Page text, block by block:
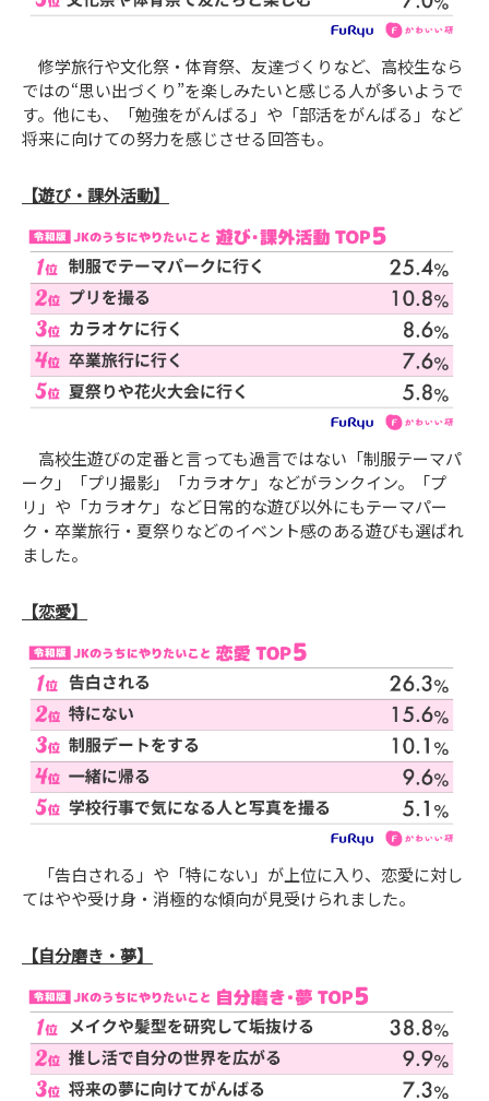
修学旅行や文化祭・体育祭、友達づくりなど、高校生なら
ではの“思い出づくり”を楽しみたいと感じる人が多いようで
す。他にも、「勉強をがんばる」や「部活をがんばる」など
将来に向けての努力を感じさせる回答も。
【遊び・課外活動】
高校生遊びの定番と言っても過言ではない「制服テーマパ
ーク」「プリ撮影」「カラオケ」などがランクイン。「プ
リ」や「カラオケ」など日常的な遊び以外にもテーマパー
ク・卒業旅行・夏祭りなどのイベント感のある遊びも選ばれ
ました。
【恋愛】
「告白される」や「特にない」が上位に入り、恋愛に対し
てはやや受け身・消極的な傾向が見受けられました。
【自分磨き・夢】